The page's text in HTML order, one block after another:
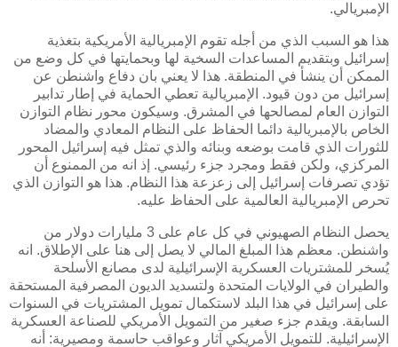
الإمبريالي.
هذا هو السبب الذي من أجله تقوم الإمبريالية الأمريكية بتغذية
إسرائيل وبتقديم المساعدات السخية لها وبحمايتها في كل وضع من
الممكن أن ينشأ في المنطقة. هذا لا يعني بان دفاع واشنطن عن
إسرائيل من دون قيود. الإمبريالية تعطي الحماية في إطار تدابير
التوازن العام لمصالحها في المشرق. وسيكون محور نظام التوازن
الخاص بالإمبريالية دائما الحفاظ على النظام المعادي والمضاد
للثورات الذي قامت بوضعه وبنائه والذي تمثل فيه إسرائيل المحور
المركزي، ولكن فقط ومجرد جزء رئيسي. إذ انه من الممنوع أن
تؤدي تصرفات إسرائيل إلى زعزعة هذا النظام. هذا هو التوازن الذي
تحرص الإمبريالية العالمية على الحفاظ عليه.
يحصل النظام الصهيوني في كل عام على 3 مليارات دولار من
واشنطن. معظم هذا المبلغ المالي لا يصل إلى هنا على الإطلاق. انه
يُسخر للمشتريات العسكرية الإسرائيلية لدى مصانع الأسلحة
والطيران في الولايات المتحدة ولتسديد الديون المصرفية المستحقة
على إسرائيل في هذا البلد لاستكمال تمويل المشتريات في السنوات
السابقة. ويقدم جزء صغير من التمويل الأمريكي للصناعة العسكرية
الإسرائيلية. للتمويل الأمريكي آثار وعواقب حاسمة ومصيرية: أنه